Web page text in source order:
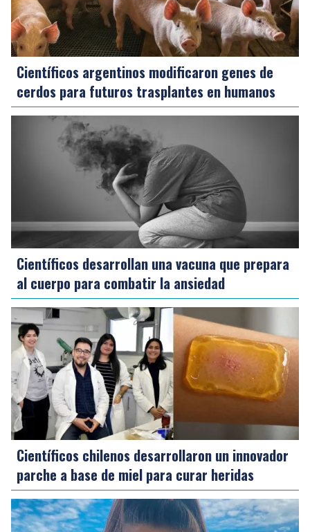
Científicos argentinos modificaron genes de
cerdos para futuros trasplantes en humanos
Científicos desarrollan una vacuna que prepara
al cuerpo para combatir la ansiedad
Científicos chilenos desarrollaron un innovador
parche a base de miel para curar heridas